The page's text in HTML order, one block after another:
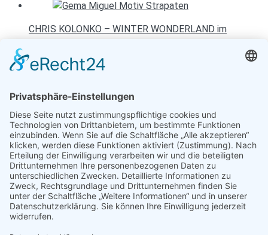
CHRIS KOLONKO – WINTER WONDERLAND im
19. September 2018
Urlaub zum Bestpreis
Früheste Anreise: